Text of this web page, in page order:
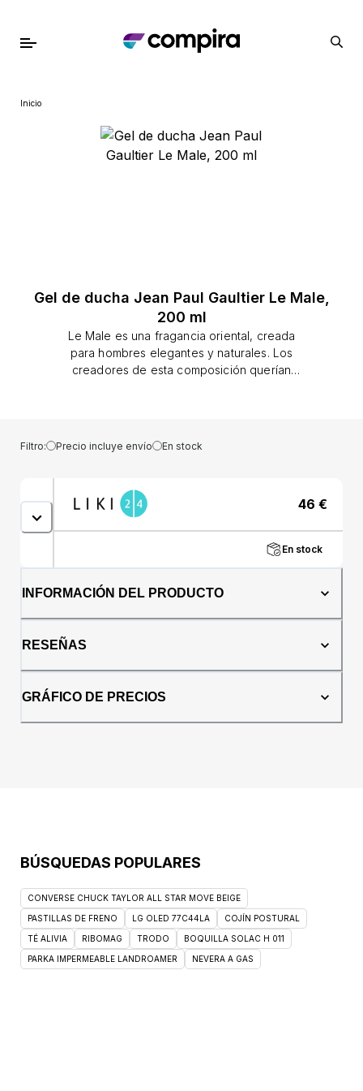
Inicio
Gel de ducha Jean Paul Gaultier Le Male,
200 ml
Le Male es una fragancia oriental, creada
para hombres elegantes y naturales. Los
creadores de esta composición querían
con un hilo de ámbar pim fuerte, sensual y
masculino. Una composición creada para
agradables recuerdos de la infancia, y al
mismo tiempo están llenas de encanto
atención de las mujeres.Notas de
fragancia:Notas altas: bergamota,
de corazón: canela, comino, flor de
Filtro: Precio incluye envío En stock
46 €
En stock
INFORMACIÓN DEL PRODUCTO
RESEÑAS
GRÁFICO DE PRECIOS
BÚSQUEDAS POPULARES
CONVERSE CHUCK TAYLOR ALL STAR MOVE BEIGE
PASTILLAS DE FRENO LG OLED 77C44LA COJÍN POSTURAL
TÉ ALIVIA RIBOMAG TRODO BOQUILLA SOLAC H 011
PARKA IMPERMEABLE LANDROAMER NEVERA A GAS